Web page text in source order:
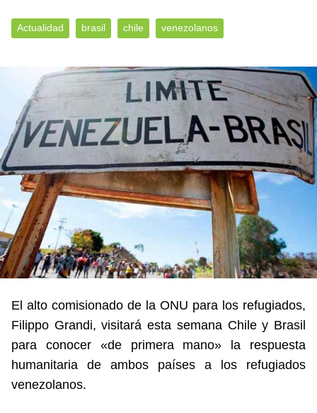
Actualidad brasil chile venezolanos
El alto comisionado de la ONU para los refugiados,
Filippo Grandi, visitará esta semana Chile y Brasil
para conocer «de primera mano» la respuesta
humanitaria de ambos países a los refugiados
venezolanos.